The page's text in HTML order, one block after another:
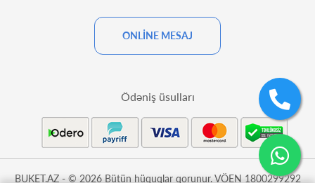
ONLİNE MESAJ
BUKET.AZ - © 2026 Bütün hüquqlar qorunur. VÖEN 1800299292
Ödəniş üsulları